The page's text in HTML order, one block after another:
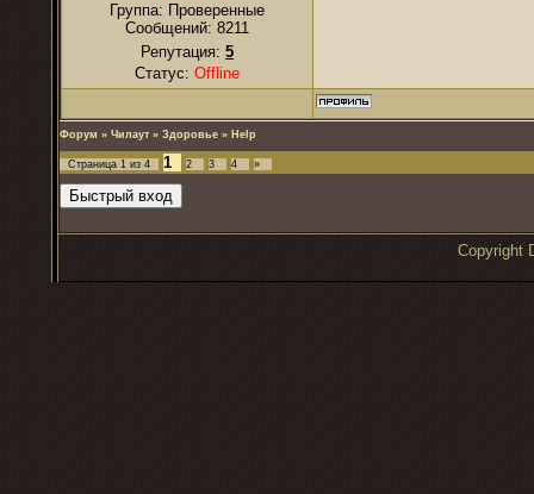
Группа: Проверенные
Сообщений: 8211
Репутация: 5
Статус: Offline
Форум » Чилаут » Здоровье » Help
Страница 1 из 4 1 2 3 4 »
Copyright